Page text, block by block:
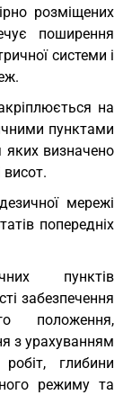
розміщених
поширення
системи і
на
пунктами
яких визначено
висот.
мережі
попередніх
пунктів
забезпечення
положення,
з урахуванням
глибини
режиму та